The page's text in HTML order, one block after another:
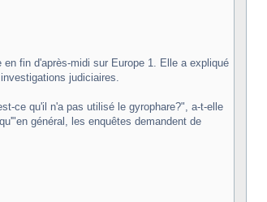
fin d'après-midi sur Europe 1. Elle a expliqué
judiciaires.
ce qu'il n'a pas utilisé le gyrophare?", a-t-elle
général, les enquêtes demandent de